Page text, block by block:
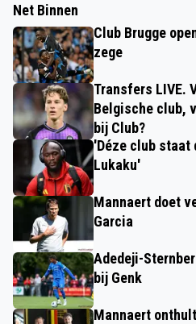
Net Binnen
Club Brugge
zege
Transfers LIVE.
Belgische club,
bij Club?
'Déze club staat
Lukaku'
Mannaert doet
Garcia
Adedeji-
bij Genk
Mannaert